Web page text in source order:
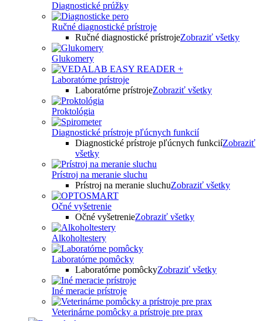
Diagnostické prúžky
Ručné diagnostické prístroje
Ručné diagnostické prístrojeZobraziť všetky
Glukomery
Laboratórne prístroje
Laboratórne prístrojeZobraziť všetky
Proktológia
Diagnostické prístroje pľúcnych funkcií
Diagnostické prístroje pľúcnych funkciíZobraziť
všetky
Prístroj na meranie sluchu
Prístroj na meranie sluchuZobraziť všetky
Očné vyšetrenie
Očné vyšetrenieZobraziť všetky
Alkoholtestery
Laboratórne pomôcky
Laboratórne pomôckyZobraziť všetky
Iné meracie prístroje
Veterinárne pomôcky a prístroje pre prax